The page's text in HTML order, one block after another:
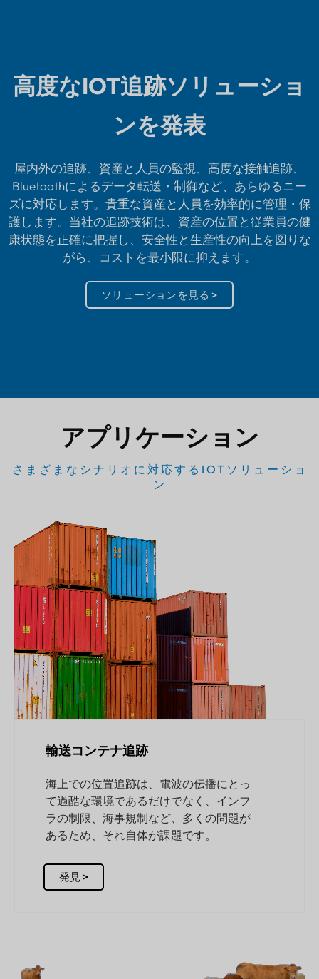
高度なIOT追跡ソリューショ
ンを発表
屋内外の追跡、資産と人員の監視、高度な接触追跡、
Bluetoothによるデータ転送・制御など、あらゆるニー
ズに対応します。貴重な資産と人員を効率的に管理・保
護します。当社の追跡技術は、資産の位置と従業員の健
康状態を正確に把握し、安全性と生産性の向上を図りな
がら、コストを最小限に抑えます。
ソリューションを見る >
アプリケーション
さまざまなシナリオに対応するIOTソリューショ
ン
輸送コンテナ追跡
海上での位置追跡は、電波の伝播にとっ
て過酷な環境であるだけでなく、インフ
ラの制限、海事規制など、多くの問題が
あるため、それ自体が課題です。
発見 >